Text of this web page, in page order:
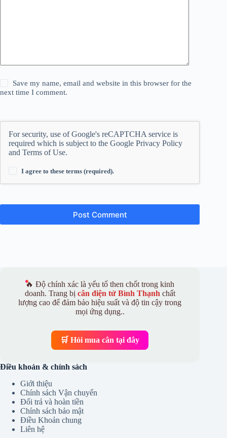
Save my name, email and website in this browser for the
next time I comment.
For security, use of Google's reCAPTCHA service is
required which is subject to the Google Privacy Policy
and Terms of Use.
I agree to these terms (required).
Post Comment
🔥 Độ chính xác là yếu tố then chốt trong kinh
doanh. Trang bị cân điện tử Bình Thạnh chất
lượng cao để đảm bảo hiệu suất và độ tin cậy trong
mọi ứng dụng..
🛒 Hỏi mua cân tại đây
Điều khoản & chính sách
Giới thiệu
Chính sách Vận chuyển
Đổi trả và hoàn tiền
Chính sách bảo mật
Điều Khoản chung
Liên hệ